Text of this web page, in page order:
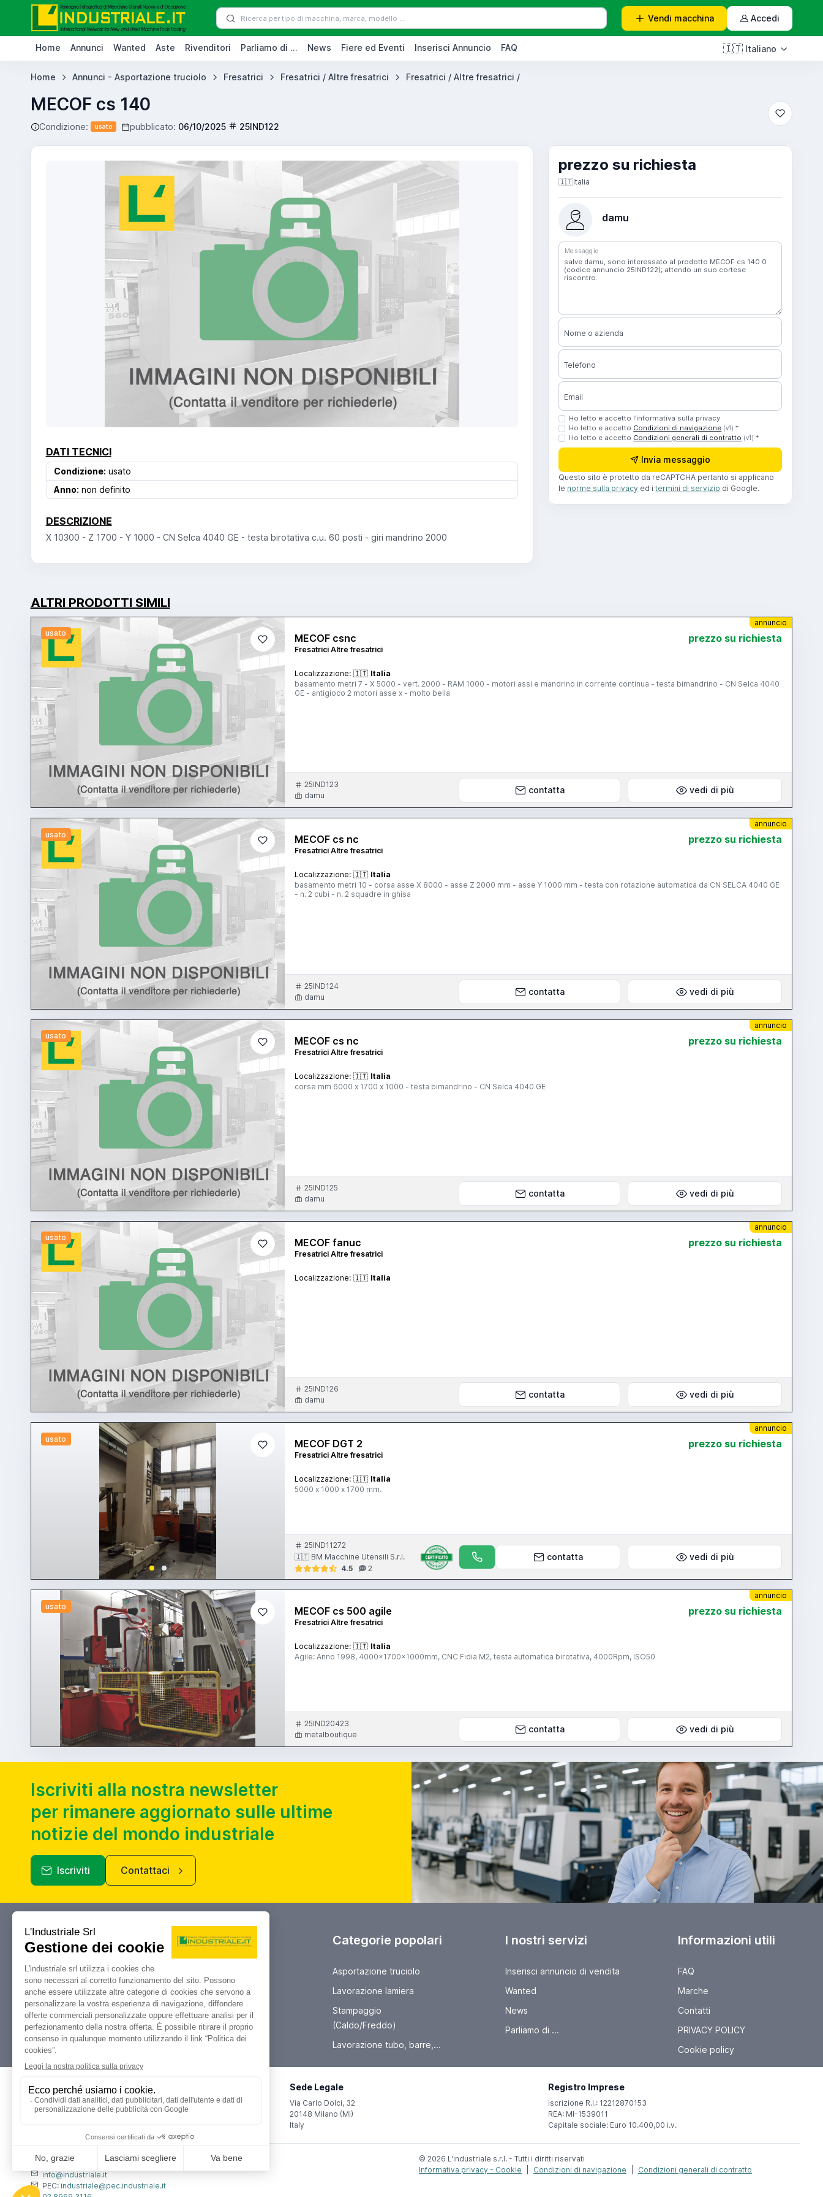
Vendi macchina Accedi
Home Annunci Wanted Aste Rivenditori Parliamo di ... News Fiere ed Eventi Inserisci Annuncio FAQ 🇮🇹 Italiano
Home Annunci - Asportazione truciolo Fresatrici Fresatrici / Altre fresatrici Fresatrici / Altre fresatrici /
MECOF cs 140
Condizione: usato pubblicato: 06/10/2025 25IND122
DATI TECNICI
Condizione: usato
Anno: non definito
DESCRIZIONE
X 10300 - Z 1700 - Y 1000 - CN Selca 4040 GE - testa birotativa c.u. 60 posti - giri mandrino 2000
prezzo su richiesta
🇮🇹Italia
damu
Messaggio
Nome o azienda
Telefono
Email
Ho letto e accetto l’informativa sulla privacy
Ho letto e accetto Condizioni di navigazione (v1) *
Ho letto e accetto Condizioni generali di contratto (v1) *
Invia messaggio
Questo sito è protetto da reCAPTCHA pertanto si applicano
le norme sulla privacy ed itermini di servizio di Google.
ALTRI PRODOTTI SIMILI
usato
annuncio
MECOF csnc
Fresatrici Altre fresatrici
prezzo su richiesta
Localizzazione: 🇮🇹 Italia
basamento metri 7 - X 5000 - vert. 2000 - RAM 1000 - motori assi e mandrino in corrente continua - testa bimandrino - CN Selca 4040
GE - antigioco 2 motori asse x - molto bella
25IND123
damu
contatta vedi di più
usato
annuncio
MECOF cs nc
Fresatrici Altre fresatrici
prezzo su richiesta
Localizzazione: 🇮🇹 Italia
basamento metri 10 - corsa asse X 8000 - asse Z 2000 mm - asse Y 1000 mm - testa con rotazione automatica da CN SELCA 4040 GE
- n. 2 cubi - n. 2 squadre in ghisa
25IND124
damu
contatta vedi di più
usato
annuncio
MECOF cs nc
Fresatrici Altre fresatrici
prezzo su richiesta
Localizzazione: 🇮🇹 Italia
corse mm 6000 x 1700 x 1000 - testa bimandrino - CN Selca 4040 GE
25IND125
damu
contatta vedi di più
usato
annuncio
MECOF fanuc
Fresatrici Altre fresatrici
prezzo su richiesta
Localizzazione: 🇮🇹 Italia
25IND126
damu
contatta vedi di più
usato
annuncio
MECOF DGT 2
Fresatrici Altre fresatrici
prezzo su richiesta
Localizzazione: 🇮🇹 Italia
5000 x 1000 x 1700 mm.
25IND11272
🇮🇹 BM Macchine Utensili S.r.l.
4.5
2
contatta vedi di più
usato
annuncio
MECOF cs 500 agile
Fresatrici Altre fresatrici
prezzo su richiesta
Localizzazione: 🇮🇹 Italia
Agile: Anno 1998, 4000x1700x1000mm, CNC Fidia M2, testa automatica birotativa, 4000Rpm, ISO50
25IND20423
metalboutique
contatta vedi di più
Iscriviti alla nostra newsletter
per rimanere aggiornato sulle ultime
notizie del mondo industriale
Iscriviti Contattaci
Industriale.it
Il tuo portale di riferimento per
compravendita, aste e liquidazioni di
macchine utensili e macchinari
industriali.
Categorie popolari
Asportazione truciolo
Lavorazione lamiera
Stampaggio
(Caldo/Freddo)
Lavorazione tubo, barre,...
I nostri servizi
Inserisci annuncio di vendita
Wanted
News
Parliamo di ...
Informazioni utili
FAQ
Marche
Contatti
PRIVACY POLICY
Cookie policy
Dati Legali
L'industriale s.r.l.
P. IVA: 12212870153
Sede Legale
Via Carlo Dolci, 32
20148 Milano (MI)
Italy
Registro Imprese
Iscrizione R.I.: 12212870153
REA: MI-1539011
Capitale sociale: Euro 10.400,00 i.v.
Contatti
info@industriale.it
PEC: industriale@pec.industriale.it
© 2026 L'industriale s.r.l. - Tutti i diritti riservati
Informativa privacy - Cookie
Condizioni di navigazione Condizioni generali di contratto